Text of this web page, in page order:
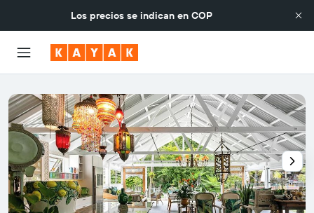
Los precios se indican en COP